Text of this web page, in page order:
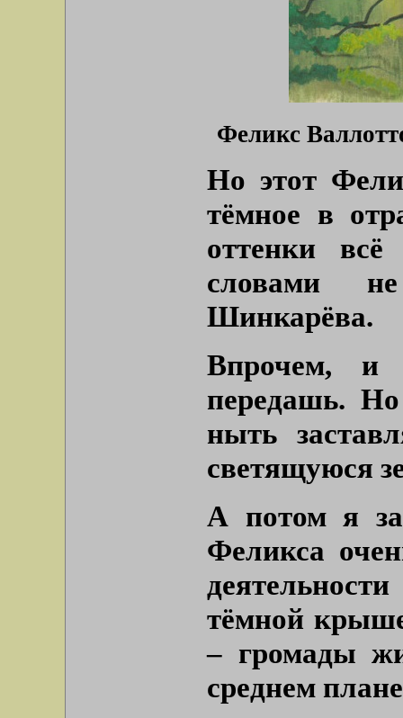
Феликс
Но этот
тёмное в
оттенки
словами
Шинкарёва.
Впрочем, и
передашь.
ныть
светящуюся
А потом я
Феликса
тёмной
– громады
среднем